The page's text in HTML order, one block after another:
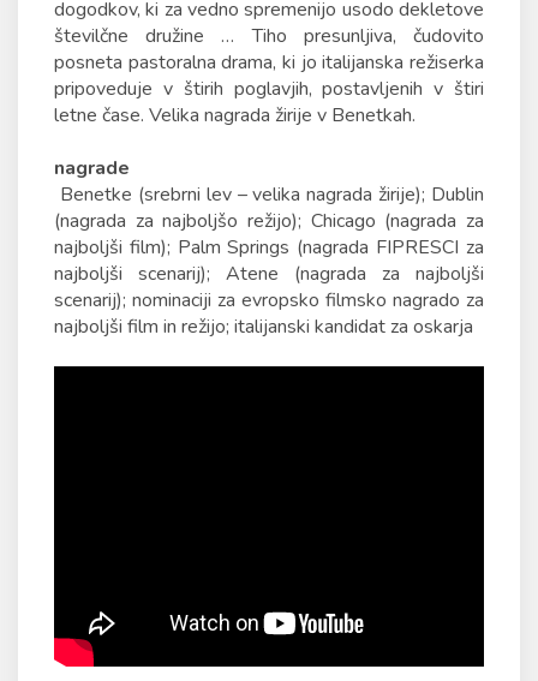
dogodkov, ki za vedno spremenijo usodo dekletove
številčne družine … Tiho presunljiva, čudovito
posneta pastoralna drama, ki jo italijanska režiserka
pripoveduje v štirih poglavjih, postavljenih v štiri
letne čase. Velika nagrada žirije v Benetkah.
nagrade
Benetke (srebrni lev – velika nagrada žirije); Dublin
(nagrada za najboljšo režijo); Chicago (nagrada za
najboljši film); Palm Springs (nagrada FIPRESCI za
najboljši scenarij); Atene (nagrada za najboljši
scenarij); nominaciji za evropsko filmsko nagrado za
najboljši film in režijo; italijanski kandidat za oskarja